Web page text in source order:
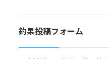
釣果投稿フォーム